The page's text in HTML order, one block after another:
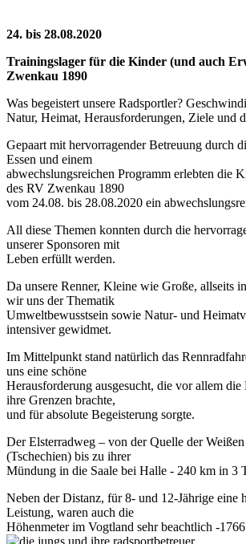
24. bis 28.08.2020
Trainingslager für die Kinder (und auch
Zwenkau 1890
Was begeistert unsere Radsportler?
Natur, Heimat, Herausforderungen, Ziele und
Gepaart mit hervorragender Betreuung durch
Essen und einem
abwechslungsreichen Programm erlebten die
des RV Zwenkau 1890
vom 24.08. bis 28.08.2020 ein
All diese Themen konnten durch die
unserer Sponsoren mit
Leben erfüllt werden.
Da unsere Renner, Kleine wie Große, allseits
wir uns der Thematik
Umweltbewusstsein sowie Natur- und
intensiver gewidmet.
Im Mittelpunkt stand natürlich das
uns eine schöne
Herausforderung ausgesucht, die vor allem
ihre Grenzen brachte,
und für absolute Begeisterung sorgte.
Der Elsterradweg – von der Quelle der
(Tschechien) bis zu ihrer
Mündung in die Saale bei Halle - 240 km in 3
Neben der Distanz, für 8- und 12-Jährige eine
Leistung, waren auch die
Höhenmeter im Vogtland sehr beachtlich -